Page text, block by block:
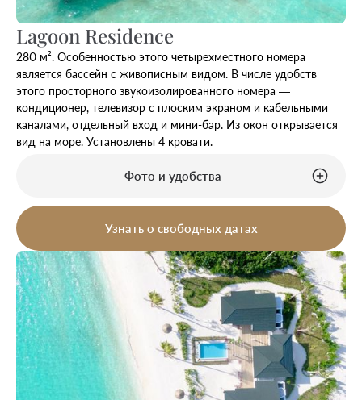
Lagoon Residence
280 м². Особенностью этого четырехместного номера
является бассейн с живописным видом. В числе удобств
этого просторного звукоизолированного номера —
кондиционер, телевизор с плоским экраном и кабельными
каналами, отдельный вход и мини-бар. Из окон открывается
вид на море. Установлены 4 кровати.
Фото и удобства
Узнать о свободных датах